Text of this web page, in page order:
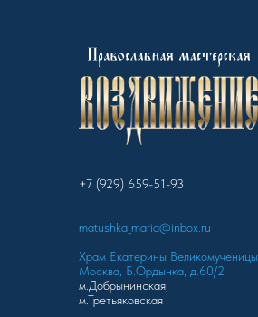
+7 (929) 659-51-93
matushka_maria@inbox.ru
Храм Екатерины Великомученицы
Москва, Б.Ордынка, д.60/2
м.Добрынинская,
м.Третьяковская